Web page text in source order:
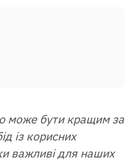
може бути кращим за
із корисних
важливі для наших